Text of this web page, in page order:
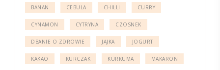
BANAN CEBULA CHILLI CURRY
CYNAMON CYTRYNA CZOSNEK
DBANIE O ZDROWIE JAJKA JOGURT
KAKAO KURCZAK KURKUMA MAKARON